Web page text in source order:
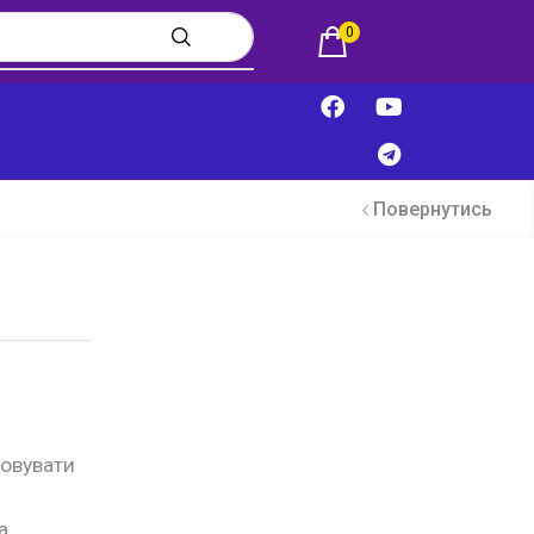
0
Повернутись